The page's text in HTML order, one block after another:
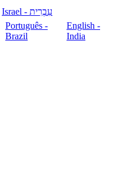
עִבְרִית - Israel
Português -
Brazil
English -
India